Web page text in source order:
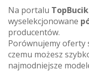
Na portalu
wyselekcjonowane
producentów.
Porównujemy oferty
czemu możesz
najmodniejsze